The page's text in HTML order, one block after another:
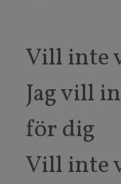
Vill inte
Jag vill
för dig
Vill inte